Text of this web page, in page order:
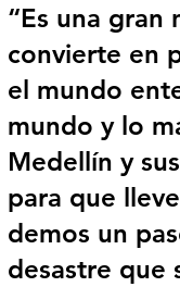
“Es una gran
convierte en
el mundo
mundo y lo
Medellín y
para que
demos un
desastre que